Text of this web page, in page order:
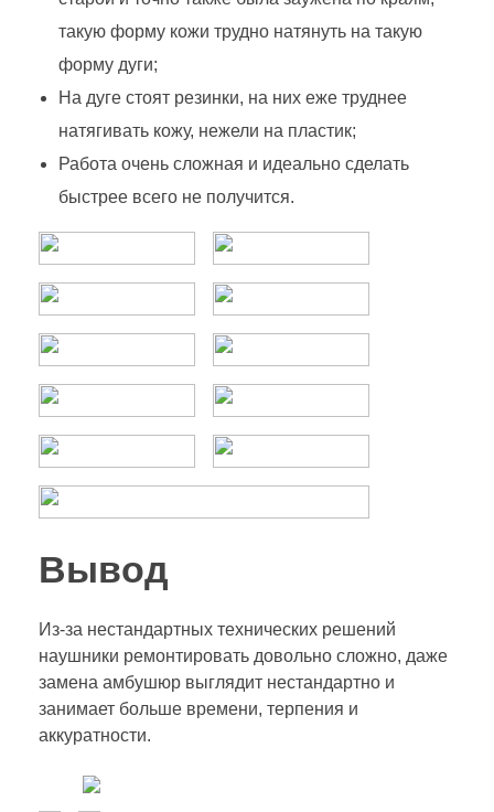
такую форму кожи трудно натянуть на такую
форму дуги;
На дуге стоят резинки, на них еже труднее
натягивать кожу, нежели на пластик;
Работа очень сложная и идеально сделать
быстрее всего не получится.
Вывод
Из-за нестандартных технических решений
наушники ремонтировать довольно сложно, даже
замена амбушюр выглядит нестандартно и
занимает больше времени, терпения и
аккуратности.